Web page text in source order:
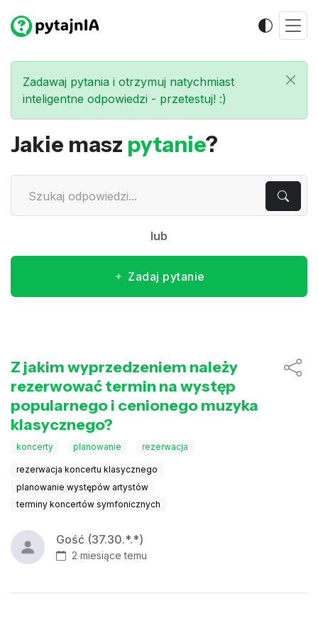
Zadawaj pytania i otrzymuj natychmiast
inteligentne odpowiedzi - przetestuj! :)
Jakie masz pytanie?
lub
Zadaj pytanie
Z jakim wyprzedzeniem należy
rezerwować termin na występ
popularnego i cenionego muzyka
klasycznego?
koncerty planowanie rezerwacja
rezerwacja koncertu klasycznego
planowanie występów artystów
terminy koncertów symfonicznych
Gość (37.30.*.*)
2 miesiące temu